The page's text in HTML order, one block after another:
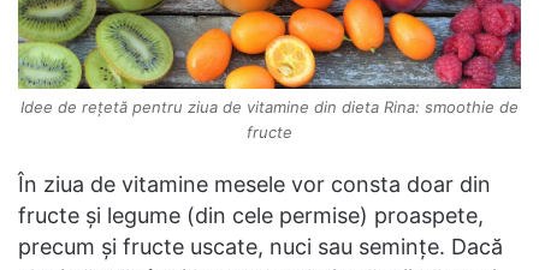
Idee de rețetă pentru ziua de vitamine din dieta Rina: smoothie de
fructe
În ziua de vitamine mesele vor consta doar din
fructe și legume (din cele permise) proaspete,
precum și fructe uscate, nuci sau semințe. Dacă